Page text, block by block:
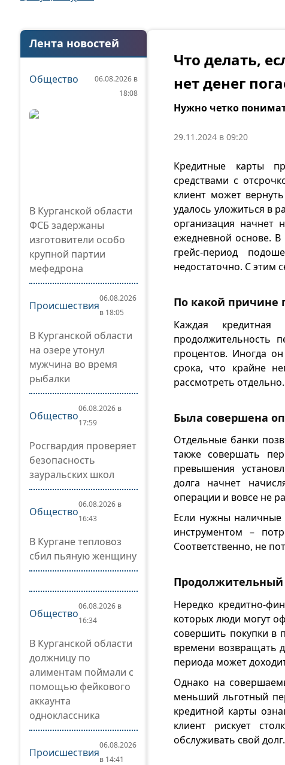
Лента новостей
Общество
06.08.2026 в
18:08
В Курганской области
ФСБ задержаны
изготовители особо
крупной партии
мефедрона
Происшествия
06.08.2026
в 18:05
В Курганской области
на озере утонул
мужчина во время
рыбалки
Общество
06.08.2026 в
17:59
Росгвардия проверяет
безопасность
зауральских школ
Общество
06.08.2026 в
16:43
В Кургане тепловоз
сбил пьяную женщину
Общество
06.08.2026 в
16:34
В Курганской области
должницу по
алиментам поймали с
помощью фейкового
аккаунта
одноклассника
Происшествия
06.08.2026
в 14:41
Что делать,
нет денег
Нужно четко
29.11.2024 в 09:20
Кредитные карты
средствами с
клиент может
удалось уложиться в
организация начнет
ежедневной основе. В
грейс-период
недостаточно. С этим
По какой причине
Каждая
продолжительность
процентов. Иногда
срока, что крайне
рассмотреть отдельно.
Была совершена
Отдельные банки
также совершать
превышения
долга начнет
операции и вовсе не
Если нужны наличные
инструментом –
Соответственно, не
Нередко кредитно-
которых люди могут
совершить покупки в
времени возвращать
периода может
Однако на
меньший льготный
кредитной карты
клиент рискует
обслуживать свой долг.